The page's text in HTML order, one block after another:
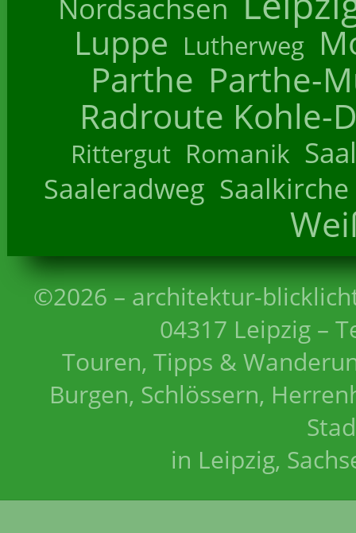
Nordsachsen
Luppe Lutherweg
Parthe Parthe-
Radroute Kohle-
Rittergut Romanik
Saaleradweg Saalkirche
©2026 – architektur-
04317 Leipzig –
Touren, Tipps &
Burgen, Schlössern,
in Leipzig,